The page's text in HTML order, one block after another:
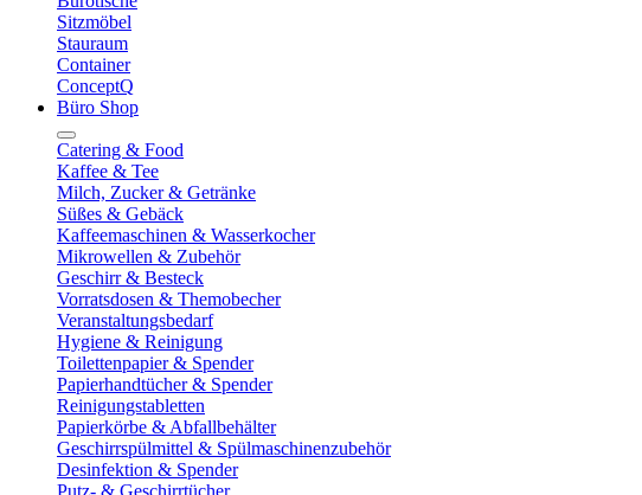
Sitzmöbel
Stauraum
Container
ConceptQ
Büro Shop
Catering & Food
Kaffee & Tee
Milch, Zucker & Getränke
Süßes & Gebäck
Kaffeemaschinen & Wasserkocher
Mikrowellen & Zubehör
Geschirr & Besteck
Vorratsdosen & Themobecher
Veranstaltungsbedarf
Hygiene & Reinigung
Toilettenpapier & Spender
Papierhandtücher & Spender
Reinigungstabletten
Papierkörbe & Abfallbehälter
Geschirrspülmittel & Spülmaschinenzubehör
Desinfektion & Spender
Putz- & Geschirrtücher